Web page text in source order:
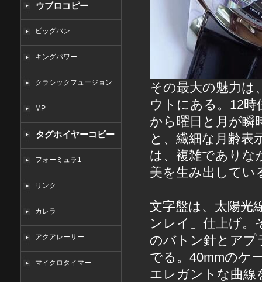
ウブロコピー
ビッグバン
キングパワー
クラシックフュージョン
MP
タグホイヤーコピー
フォーミュラ1
リンク
カレラ
アクアレーサー
マイクロタイマー
その最大の魅力は
ウトにある。12
から曜日と月が瞬
と、繊細な月齢表
は、複雑でありな
美を生み出してい
文字盤は、太陽光
ンレイ」仕上げ。
のバトン針とアプ
でる。40mmのケ
エレガントな曲線